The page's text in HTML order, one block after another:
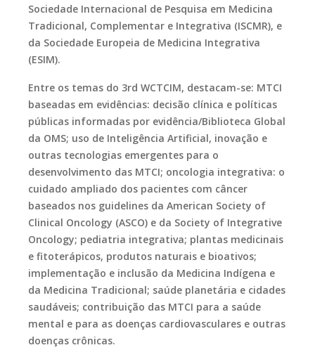
Sociedade Internacional de Pesquisa em Medicina
Tradicional, Complementar e Integrativa (ISCMR), e
da Sociedade Europeia de Medicina Integrativa
(ESIM).
Entre os temas do 3rd WCTCIM, destacam-se: MTCI
baseadas em evidências: decisão clínica e políticas
públicas informadas por evidência/Biblioteca Global
da OMS; uso de Inteligência Artificial, inovação e
outras tecnologias emergentes para o
desenvolvimento das MTCI; oncologia integrativa: o
cuidado ampliado dos pacientes com câncer
baseados nos guidelines da American Society of
Clinical Oncology (ASCO) e da Society of Integrative
Oncology; pediatria integrativa; plantas medicinais
e fitoterápicos, produtos naturais e bioativos;
implementação e inclusão da Medicina Indígena e
da Medicina Tradicional; saúde planetária e cidades
saudáveis; contribuição das MTCI para a saúde
mental e para as doenças cardiovasculares e outras
doenças crônicas.